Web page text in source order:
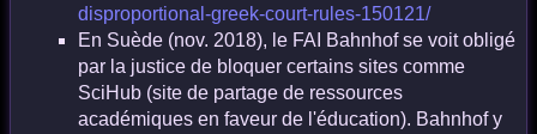
disproportional-greek-court-rules-150121/
En Suède (nov. 2018), le FAI Bahnhof se voit obligé
par la justice de bloquer certains sites comme
SciHub (site de partage de ressources
académiques en faveur de l'éducation). Bahnhof y